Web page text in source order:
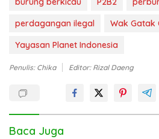
perdagangan ilegal
Wak Gatak
Yayasan Planet Indonesia
Penulis: Chika Editor: Rizal Daeng
Baca Juga